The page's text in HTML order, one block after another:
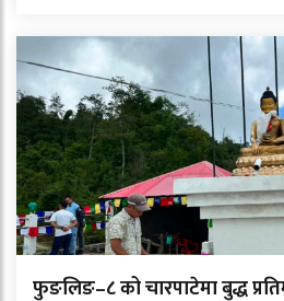
फुङलिङ–८ को चारपाटेमा बुद्ध